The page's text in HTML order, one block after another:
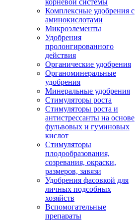
корневой системы
Комплексные удобрения с
аминокислотами
Микроэлементы
Удобрения
пролонгированного
действия
Органические удобрения
Органоминеральные
удобрения
Минеральные удобрения
Стимуляторы роста
Стимуляторы роста и
антистрессанты на основе
фульвовых и гуминовых
кислот
Стимуляторы
плодообразования,
созревания, окраски,
размеров, завязи
Удобрения фасовкой для
личных подсобных
хозяйств
Вспомогательные
препараты